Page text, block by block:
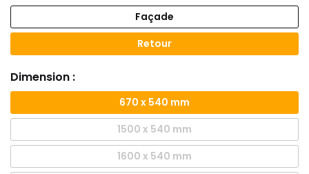
Façade
Retour
Dimension :
670 x 540 mm
1500 x 540 mm
1600 x 540 mm